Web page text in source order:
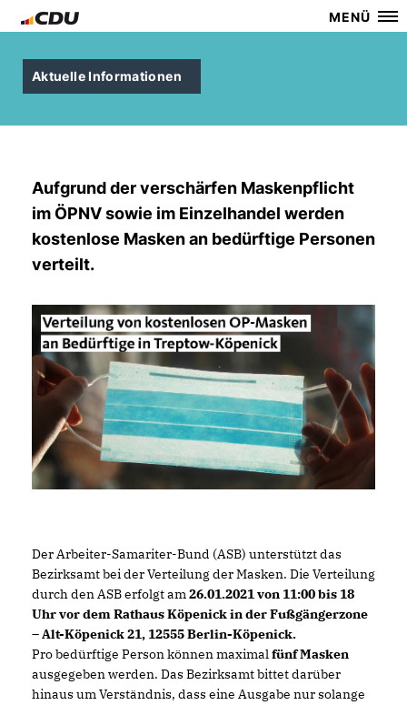
MENÜ
Aktuelle Informationen
Aufgrund der verschärfen Maskenpflicht
im ÖPNV sowie im Einzelhandel werden
kostenlose Masken an bedürftige Personen
verteilt.
Der Arbeiter-Samariter-Bund (ASB) unterstützt das
Bezirksamt bei der Verteilung der Masken. Die Verteilung
durch den ASB erfolgt am26.01.2021 von 11:00 bis 18
Uhr vor dem Rathaus Köpenick in der Fußgängerzone
– Alt-Köpenick 21, 12555 Berlin-Köpenick.
Pro bedürftige Person können maximalfünf Masken
ausgegeben werden. Das Bezirksamt bittet darüber
hinaus um Verständnis, dass eine Ausgabe nur solange